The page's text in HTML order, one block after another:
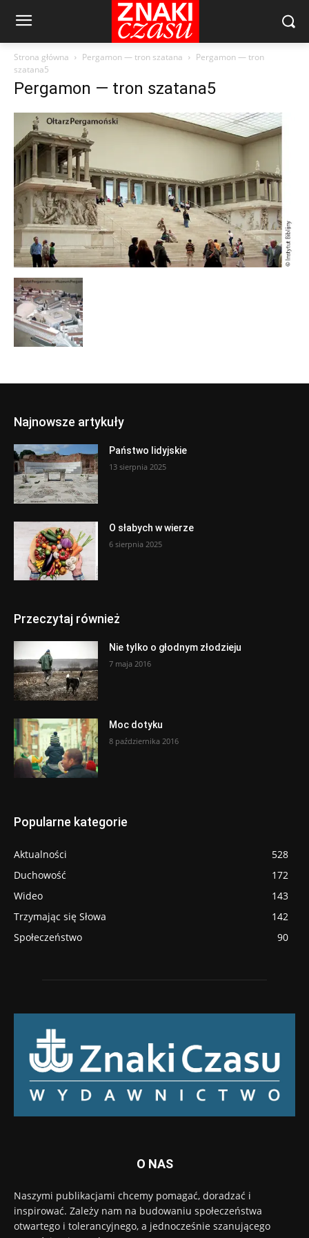
Strona główna Pergamon — tron szatana
Pergamon — tron
szatana5
Pergamon — tron szatana5
Najnowsze artykuły
Państwo lidyjskie
13 sierpnia 2025
O słabych w wierze
6 sierpnia 2025
Przeczytaj również
Nie tylko o głodnym złodzieju
7 maja 2016
Moc dotyku
8 października 2016
Popularne kategorie
Aktualności
528
Duchowość
172
Wideo
143
Trzymając się Słowa
142
Społeczeństwo
90
O NAS
Naszymi publikacjami chcemy pomagać, doradzać i
inspirować. Zależy nam na budowaniu społeczeństwa
otwartego i tolerancyjnego, a jednocześnie szanującego